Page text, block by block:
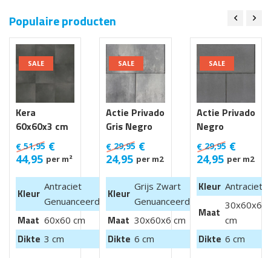
Populaire producten
Kera
60x60x3 cm
Luik
€ 51,95 €
44,95 per m²
SALE
Kleur
Antraciet
Genuanceerd
Maat 60x60 cm
Dikte 3 cm
Actie Privado
Gris Negro
30x60x6 cm
€ 29,95 €
24,95 per m2
SALE
Kleur
Grijs Zwart
Genuanceerd
Maat 30x60x6 cm
Dikte 6 cm
Actie Privado
Negro
30x60x6 cm
€29,95 €
24,95 per m2
SALE
Kleur Antraciet
Maat
30x60x6
cm
Dikte 6 cm